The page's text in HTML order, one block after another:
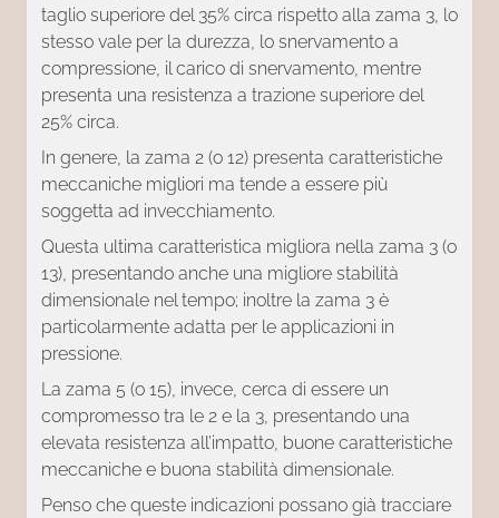
taglio superiore del 35% circa rispetto alla zama 3, lo
stesso vale per la durezza, lo snervamento a
compressione, il carico di snervamento, mentre
presenta una resistenza a trazione superiore del
25% circa.
In genere, la zama 2 (o 12) presenta caratteristiche
meccaniche migliori ma tende a essere più
soggetta ad invecchiamento.
Questa ultima caratteristica migliora nella zama 3 (o
13), presentando anche una migliore stabilità
dimensionale nel tempo; inoltre la zama 3 è
particolarmente adatta per le applicazioni in
pressione.
La zama 5 (o 15), invece, cerca di essere un
compromesso tra le 2 e la 3, presentando una
elevata resistenza all’impatto, buone caratteristiche
meccaniche e buona stabilità dimensionale.
Penso che queste indicazioni possano già tracciare